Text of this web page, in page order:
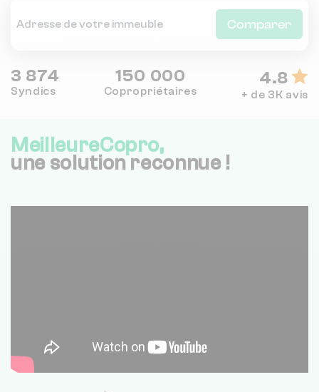
Comparer
3 874
Syndics
150 000
Copropriétaires
4.8
+ de 3K avis
MeilleureCopro,
une solution reconnue !